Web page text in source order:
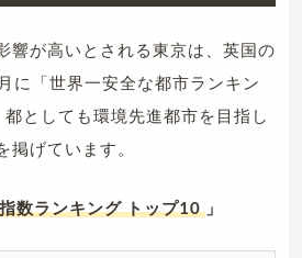
響が高いとされる東京は、英国の
に「世界一安全な都市ランキン
としても環境先進都市を目指し
掲げています。
数ランキング トップ10 」